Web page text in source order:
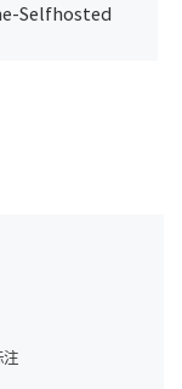
Selfhosted
注